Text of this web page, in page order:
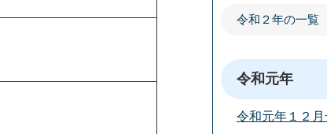
令和２年の一覧
令和元年
令和元年１２月